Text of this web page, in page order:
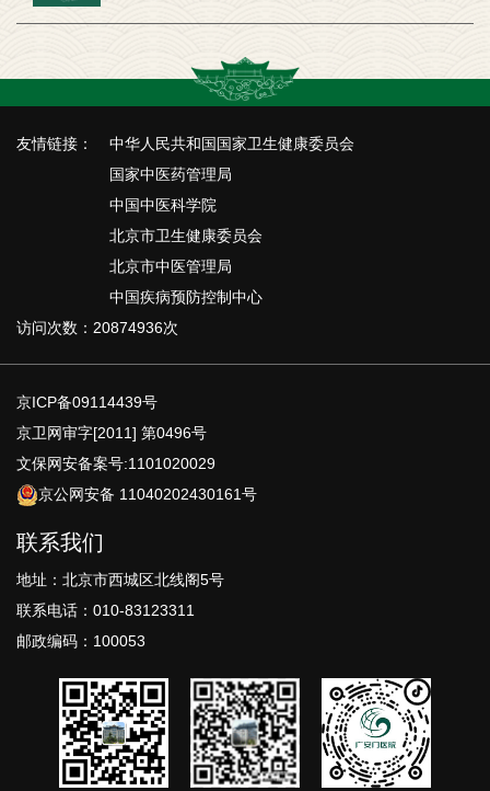
友情链接：
中华人民共和国国家卫生健康委员会
国家中医药管理局
中国中医科学院
北京市卫生健康委员会
北京市中医管理局
中国疾病预防控制中心
访问次数：20874936次
京ICP备09114439号
京卫网审字[2011] 第0496号
文保网安备案号:1101020029
京公网安备 11040202430161号
联系我们
地址：北京市西城区北线阁5号
联系电话：010-83123311
邮政编码：100053